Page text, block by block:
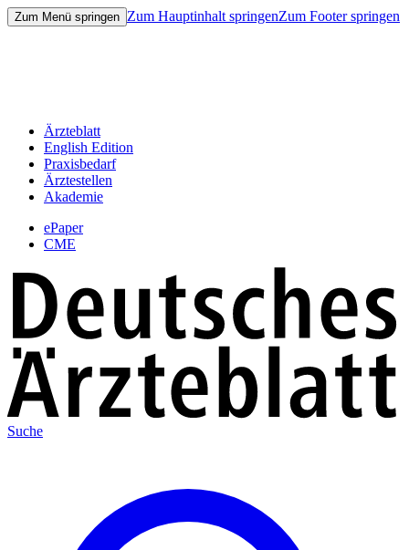
Zum Menü springen Zum Hauptinhalt springenZum Footer springen
Ärzteblatt
English Edition
Praxisbedarf
Ärztestellen
Akademie
ePaper
CME
Suche